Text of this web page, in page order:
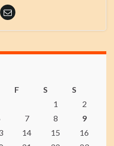
F S
S
1
2
7 8
9
14 15
16